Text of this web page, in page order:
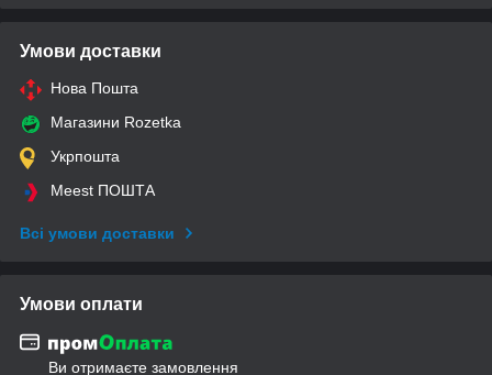
Умови доставки
Нова Пошта
Магазини Rozetka
Укрпошта
Meest ПОШТА
Всі умови доставки
Умови оплати
Ви отримаєте замовлення